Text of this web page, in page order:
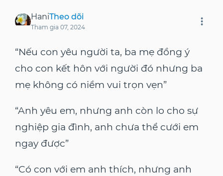
HaniTheo dõi
Tham gia 07, 2024
“Nếu con yêu người ta, ba mẹ đồng ý
cho con kết hôn với người đó nhưng ba
mẹ không có niềm vui trọn vẹn”
“Anh yêu em, nhưng anh còn lo cho sự
nghiệp gia đình, anh chưa thể cưới em
ngay được”
“Có con với em anh thích, nhưng anh